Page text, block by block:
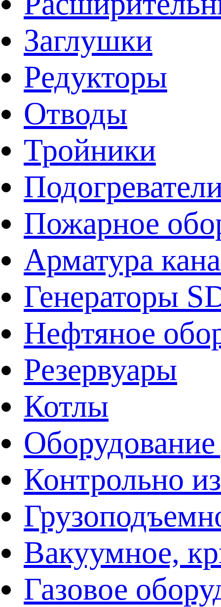
Заглушки
Редукторы
Отводы
Тройники
Пожарное
Арматура
Генераторы
Нефтяное
Резервуары
Котлы
Контрольно
Вакуумное,
Газовое